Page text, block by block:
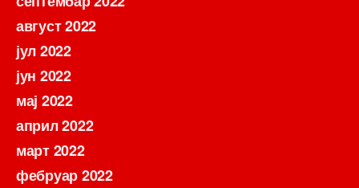
август 2022
јул 2022
јун 2022
мај 2022
април 2022
март 2022
фебруар 2022